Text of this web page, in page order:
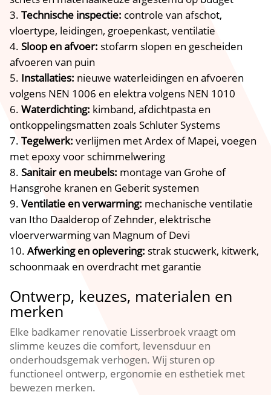
Technische inspectie: controle van afschot,
vloertype, leidingen, groepenkast, ventilatie
Sloop en afvoer: stofarm slopen en gescheiden
afvoeren van puin
Installaties: nieuwe waterleidingen en afvoeren
volgens NEN 1006 en elektra volgens NEN 1010
Waterdichting: kimband, afdichtpasta en
ontkoppelingsmatten zoals Schluter Systems
Tegelwerk: verlijmen met Ardex of Mapei, voegen
met epoxy voor schimmelwering
Sanitair en meubels: montage van Grohe of
Hansgrohe kranen en Geberit systemen
Ventilatie en verwarming: mechanische ventilatie
van Itho Daalderop of Zehnder, elektrische
vloerverwarming van Magnum of Devi
Afwerking en oplevering: strak stucwerk, kitwerk,
schoonmaak en overdracht met garantie
Ontwerp, keuzes, materialen en
merken
Elke badkamer renovatie Lisserbroek vraagt om
slimme keuzes die comfort, levensduur en
onderhoudsgemak verhogen.​ Wij sturen op
functioneel ontwerp, ergonomie en esthetiek met
bewezen merken.​